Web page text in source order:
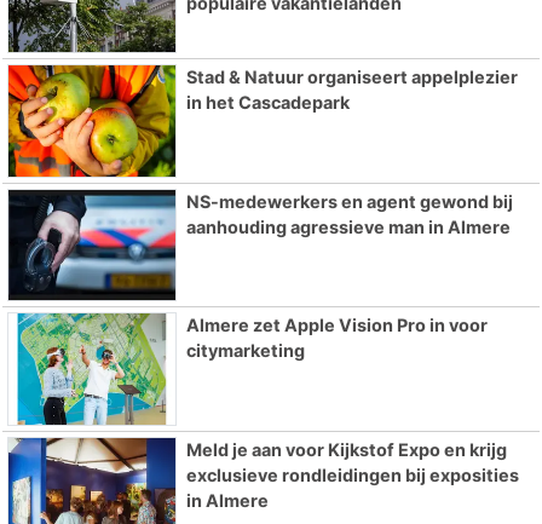
Stad & Natuur organiseert appelplezier
in het Cascadepark
NS-medewerkers en agent gewond bij
aanhouding agressieve man in Almere
Almere zet Apple Vision Pro in voor
citymarketing
Meld je aan voor Kijkstof Expo en krijg
exclusieve rondleidingen bij exposities
in Almere